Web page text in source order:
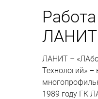
ЛАНИТ
ЛАНИТ –
Технологий»
1989 году ГК